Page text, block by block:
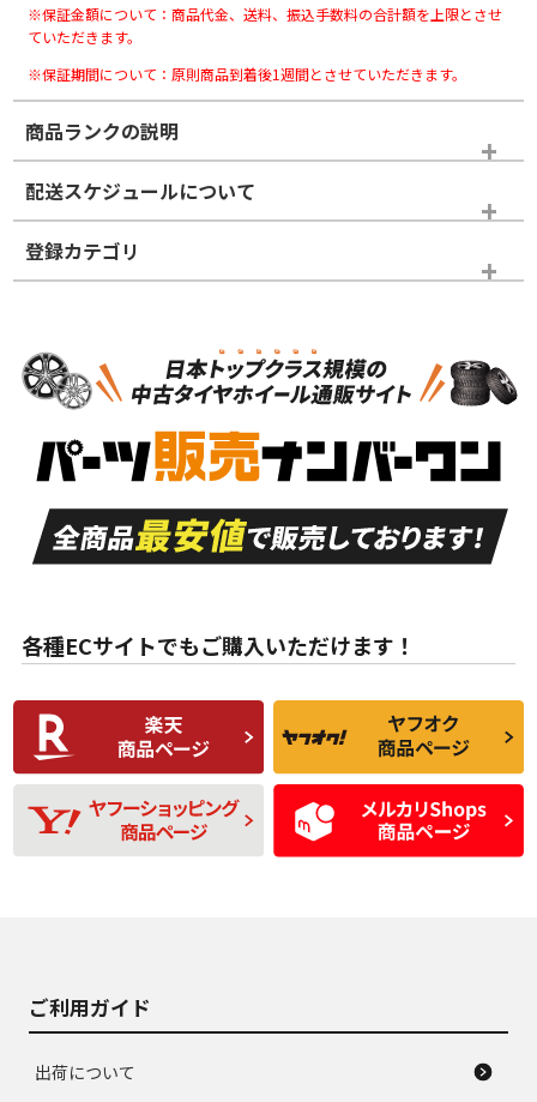
※保証金額について：商品代金、送料、振込手数料の合計額を上限とさせ
ていただきます。
※保証期間について：原則商品到着後1週間とさせていただきます。
商品ランクの説明
※商品ランクは出品者の主観により判断しておりますので、あら
かじめご了承ください。
ホイールランク
S
品）
S
新車外し品（新古
付き
A
走行距離も少なく、
目立つ傷もほとんど
ない中古品
A
走行距離も少なく、
非常に状態の良い中
古品
な中古品
んどない中古品
C
使用感や傷があり、
比較的きれいな中古
品
C
偏磨耗・劣化は感じ
られるが、使用に問
題のない中古品
D
使用感や目立つ傷が
あり、一般的な中古
品
D
残り溝も少なく、偏
磨耗がみられ、短期
間使用できるくらい
の中古品
配送スケジュールについて
登録カテゴリ
タイヤホイールセット
各種ECサイトでもご購入いただけます！
ご利用ガイド
出荷について